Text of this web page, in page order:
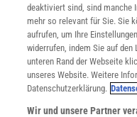
Für Sie im
deaktiviert sind, sind manche
mehr so relevant für Sie. Sie
aufrufen, um Ihre
widerrufen, indem Sie auf
unteren Rand der Webseite
unseres Website. Weitere
Datenschutzerklärung.
Wir und unsere Partner